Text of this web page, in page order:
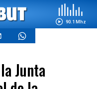
90.1 Mhz
Junta